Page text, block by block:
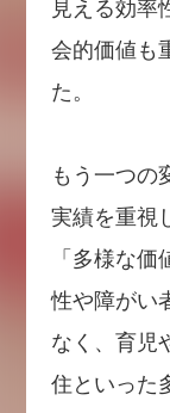
見える効率
会的価値も
た。
もう一つの
実績を重視
「多様な
性や障がい
なく、育児
住といった